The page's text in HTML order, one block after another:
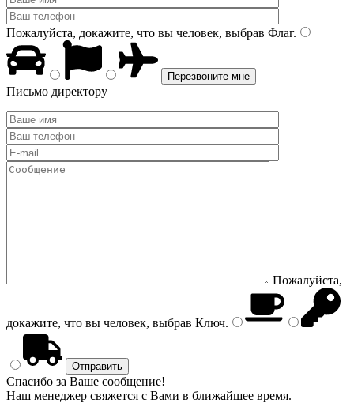
Пожалуйста, докажите, что вы человек, выбрав Флаг.
Письмо директору
Пожалуйста,
докажите, что вы человек, выбрав Ключ.
Спасибо за Ваше сообщение!
Наш менеджер свяжется с Вами в ближайшее время.